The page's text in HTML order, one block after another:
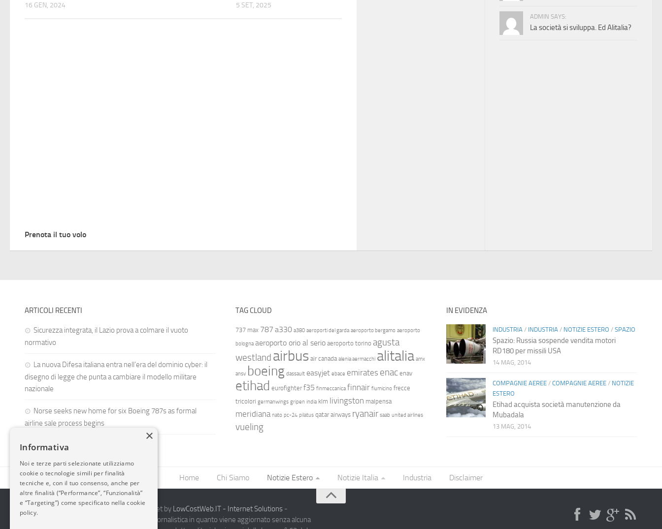
16 GEN, 2024 5 SET, 2025
Prenota il tuo volo
ADMIN SAYS:
La società si sviluppa. Ed Alitalia?
ARTICOLI RECENTI
Sicurezza integrata, il Lazio prova a colmare il vuoto
normativo
La nuova Difesa italiana entra nell’era del dominio cyber: il
disegno di legge che punta a cambiare il modello militare
nazionale
Norse seeks new home for six Boeing 787s as formal
airline sale process begins
TAG CLOUD
737 max 787 a330 a380 aeroporti del garda aeroporto bergamo aeroporto
bologna aeroporto orio al serio aeroporto torino agusta
westland airbus air canada alenia aermacchi alitalia amx
ansv boeing dassault easyjet ebace emirates enac enav
etihad eurofighter f35 finmeccanica finnair fiumicino frecce
tricolori germanwings gripen india klm livingston malpensa
meridiana nato pc-24 pilatus qatar airways ryanair saab united airlines
vueling
IN EVIDENZA
INDUSTRIA / INDUSTRIA / NOTIZIE ESTERO / SPAZIO
Spazio: Russia sospende vendita motori
RD180 per missili USA
14 MAG, 2014
COMPAGNIE AEREE/ COMPAGNIE AEREE/ NOTIZIE
ESTERO
Etihad acquista società manutenzione da
Mubadala
13 MAG, 2014
Home Chi Siamo Notizie Estero Notizie Italia Industria Disclaimer
2014-2026 AvioBlog - Creazione Siti Internet by LowCostWeb.IT - Internet Solutions -
Questo blog non rappresenta una testata giornalistica in quanto viene aggiornato senza alcuna
×
Informativa
Noi e terze parti selezionate utilizziamo
cookie o tecnologie simili per finalità
tecniche e, con il tuo consenso, anche per
altre finalità (“Performance”, “Funzionalità”
e “Targeting”) come specificato nella cookie
policy.